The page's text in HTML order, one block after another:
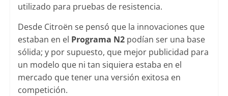
utilizado para pruebas de resistencia.
Desde Citroën se pensó que la innovaciones que
estaban en el Programa N2podían ser una base
sólida; y por supuesto, que mejor publicidad para
un modelo que ni tan siquiera estaba en el
mercado que tener una versión exitosa en
competición.